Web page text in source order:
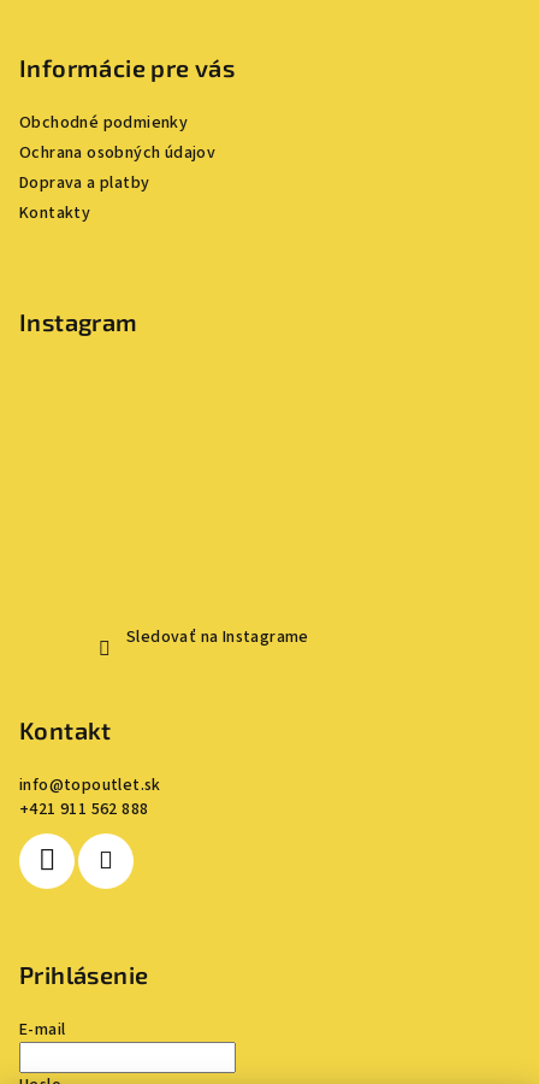
Informácie pre vás
Obchodné podmienky
Ochrana osobných údajov
Doprava a platby
Kontakty
Instagram
Sledovať na Instagrame
Kontakt
info@topoutlet.sk
+421 911 562 888
Prihlásenie
E-mail